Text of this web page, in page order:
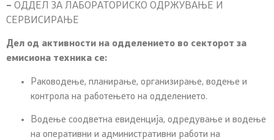
– ОДДЕЛ ЗА ЛАБОРАТОРИСКО ОДРЖУВАЊЕ И
СЕРВИСИРАЊЕ
Дел од активности на одделението во секторот за
емисиона техника се:
Раководење, планирање, организирање, водење и
контрола на работењето на одделението.
Водење соодветна евиденција, одредување и водење
на оперативни и административни работи на